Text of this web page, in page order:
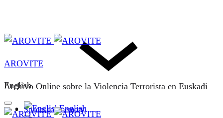
English
English
AROVITE
Archivo Online sobre la Violencia Terrorista en Euskadi
Spaces for memory